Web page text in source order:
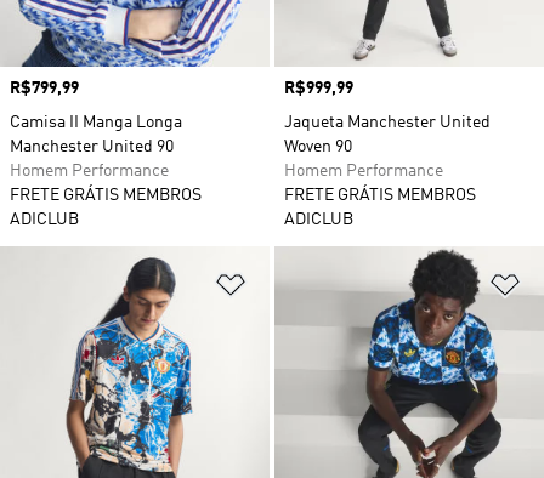
Preço
R$799,99
Camisa II Manga Longa
Manchester United 90
Homem Performance
FRETE GRÁTIS MEMBROS
ADICLUB
Preço
R$999,99
Jaqueta Manchester United
Woven 90
Homem Performance
FRETE GRÁTIS MEMBROS
ADICLUB
Adicionar à Lista de Desejos